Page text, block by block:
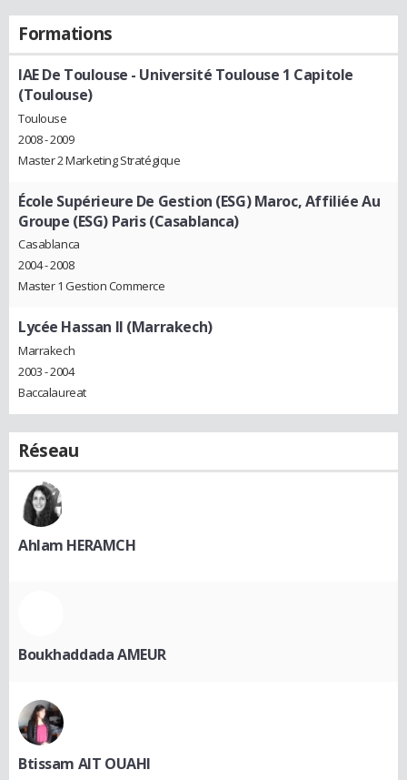
Formations
IAE De Toulouse - Université Toulouse 1 Capitole
(Toulouse)
Toulouse
2008 - 2009
Master 2 Marketing Stratégique
École Supérieure De Gestion (ESG) Maroc, Affiliée Au
Groupe (ESG) Paris (Casablanca)
Casablanca
2004 - 2008
Master 1 Gestion Commerce
Lycée Hassan II (Marrakech)
Marrakech
2003 - 2004
Baccalaureat
Réseau
Ahlam HERAMCH
Boukhaddada AMEUR
Btissam AIT OUAHI